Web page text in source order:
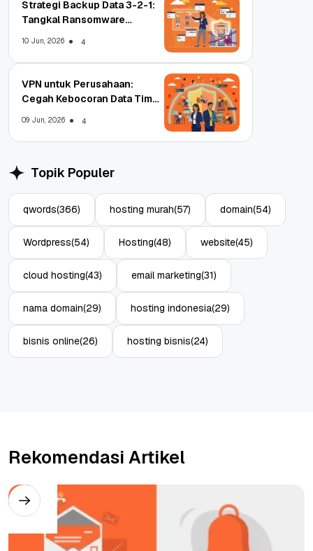
Strategi Backup Data 3-2-1:
Tangkal Ransomware
10 Jun, 2026 4
VPN untuk Perusahaan:
Cegah Kebocoran Data Tim
09 Jun, 2026 4
Topik Populer
qwords(366) hosting murah(57) domain(54)
Wordpress(54) Hosting(48) website(45)
cloud hosting(43) email marketing(31)
nama domain(29) hosting indonesia(29)
bisnis online(26) hosting bisnis(24)
Rekomendasi Artikel